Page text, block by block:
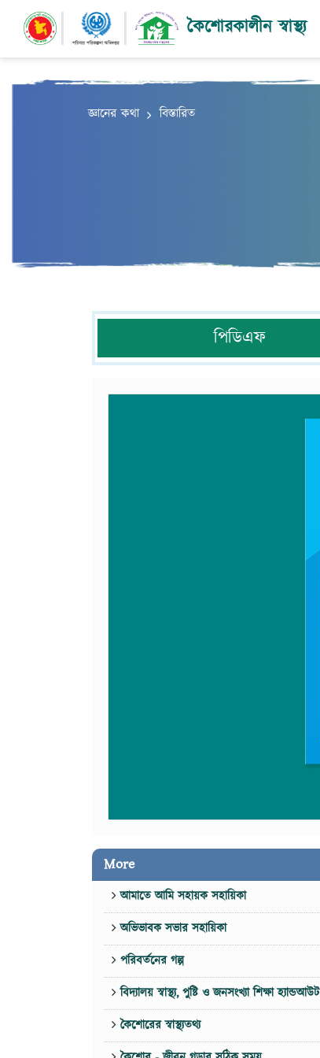
কৈশোরকালীন স্বাস্থ্য
@ensection
জ্ঞানের কথা বিস্তারিত
পিডিএফ
More
আমাতে আমি সহায়ক সহায়িকা
অভিভাবক সভার সহায়িকা
পরিবর্তনের গল্প
বিদ্যালয় স্বাস্থ্য, পুষ্টি ও জনসংখ্যা শিক্ষা হ্যান্ডআউট
কৈশোরের স্বাস্থ্যতথ্য